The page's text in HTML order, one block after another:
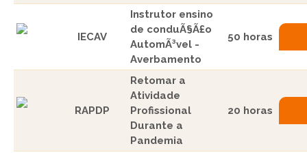
IECAV
Instrutor ensino
de conduÃ§Ã£o
AutomÃ³vel -
Averbamento
50 horas
RAPDP
Retomar a
Atividade
Profissional
Durante a
Pandemia
20 horas